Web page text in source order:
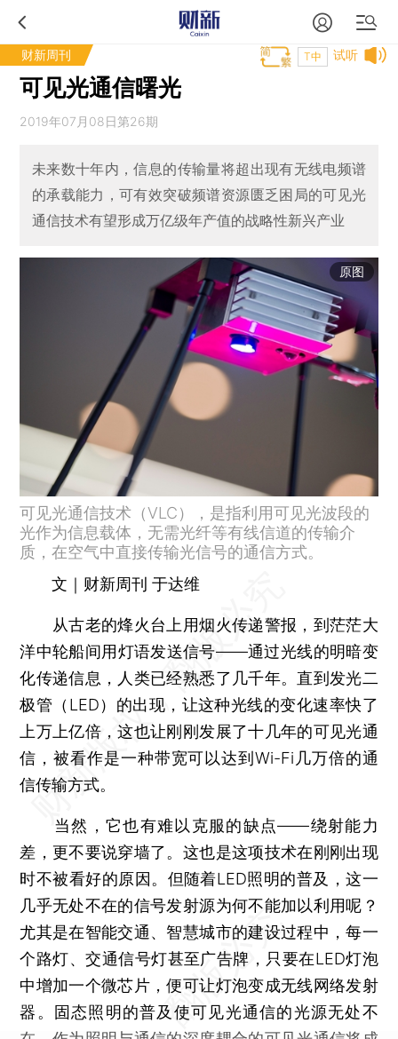
财新周刊 试听
T中
可见光通信曙光
2019年07月08日第26期
未来数十年内，信息的传输量将超出现有无线电频谱
的承载能力，可有效突破频谱资源匮乏困局的可见光
通信技术有望形成万亿级年产值的战略性新兴产业
原图
可见光通信技术（VLC），是指利用可见光波段的
光作为信息载体，无需光纤等有线信道的传输介
质，在空气中直接传输光信号的通信方式。
文｜财新周刊 于达维
从古老的烽火台上用烟火传递警报，到茫茫大
洋中轮船间用灯语发送信号——通过光线的明暗变
化传递信息，人类已经熟悉了几千年。直到发光二
极管（LED）的出现，让这种光线的变化速率快了
上万上亿倍，这也让刚刚发展了十几年的可见光通
信，被看作是一种带宽可以达到Wi-Fi几万倍的通
信传输方式。
当然，它也有难以克服的缺点——绕射能力
差，更不要说穿墙了。这也是这项技术在刚刚出现
时不被看好的原因。但随着LED照明的普及，这一
几乎无处不在的信号发射源为何不能加以利用呢？
尤其是在智能交通、智慧城市的建设过程中，每一
个路灯、交通信号灯甚至广告牌，只要在LED灯泡
中增加一个微芯片，便可让灯泡变成无线网络发射
器。固态照明的普及使可见光通信的光源无处不